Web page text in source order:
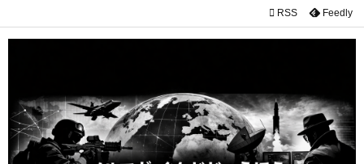


次へ

 RSS Feedly